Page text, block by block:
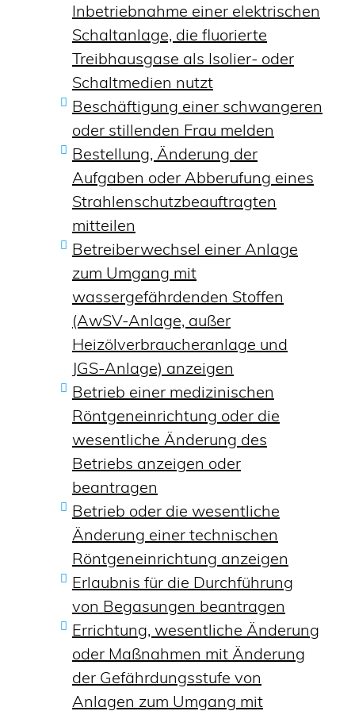
Inbetriebnahme einer elektrischen
Schaltanlage, die fluorierte
Treibhausgase als Isolier- oder
Schaltmedien nutzt
Beschäftigung einer schwangeren
oder stillenden Frau melden
Bestellung, Änderung der
Aufgaben oder Abberufung eines
Strahlenschutzbeauftragten
mitteilen
Betreiberwechsel einer Anlage
zum Umgang mit
wassergefährdenden Stoffen
(AwSV-Anlage, außer
Heizölverbraucheranlage und
JGS-Anlage) anzeigen
Betrieb einer medizinischen
Röntgeneinrichtung oder die
wesentliche Änderung des
Betriebs anzeigen oder
beantragen
Betrieb oder die wesentliche
Änderung einer technischen
Röntgeneinrichtung anzeigen
Erlaubnis für die Durchführung
von Begasungen beantragen
Errichtung, wesentliche Änderung
oder Maßnahmen mit Änderung
der Gefährdungsstufe von
Anlagen zum Umgang mit